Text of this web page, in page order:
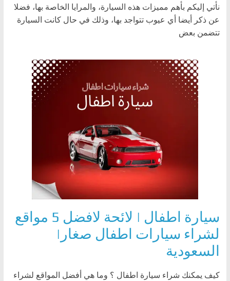
نأتي إليكم بأهم مميزات هذه السيارة، والمرايا الخاصة بها، فضلا
عن ذكر أيضا أي عيوب تتواجد بها، وذلك في حال كانت السيارة
تتضمن بعض
سيارة اطفال | لائحة لافضل 5 مواقع
لشراء سيارات اطفال صغار|
السعودية
كيف يمكنك شراء سيارة اطفال ؟ وما هي أفضل المواقع لشراء